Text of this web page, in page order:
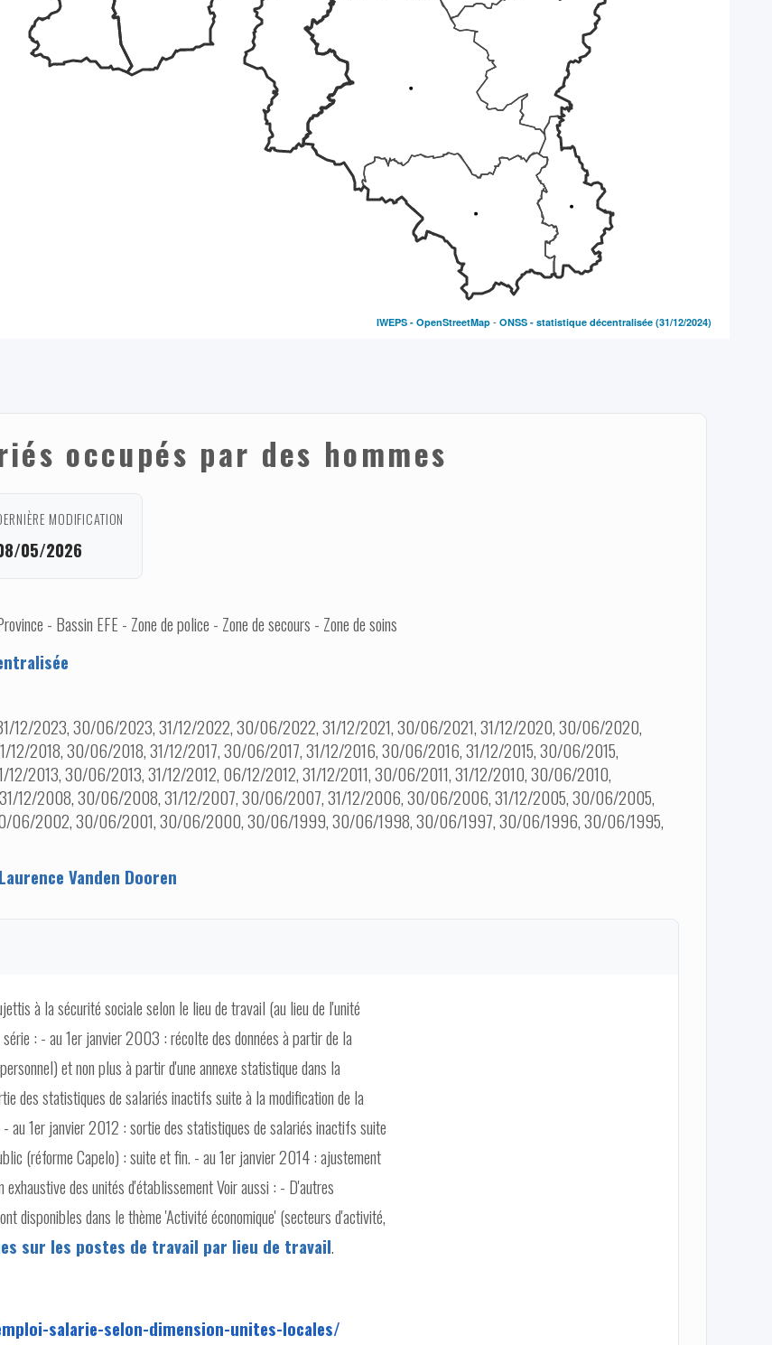
IWEPS -OpenStreetMap -ONSS - statistique décentralisée (31/12/2024)
occupés par des hommes
MODIFICATION
05/2026
- Bassin EFE - Zone de police - Zone de secours - Zone de soins
12/2023, 30/06/2023, 31/12/2022, 30/06/2022, 31/12/2021, 30/06/2021, 31/12/2020, 30/06/2020,
12/2018, 30/06/2018, 31/12/2017, 30/06/2017, 31/12/2016, 30/06/2016, 31/12/2015, 30/06/2015,
2013, 30/06/2013, 31/12/2012, 06/12/2012, 31/12/2011, 30/06/2011, 31/12/2010, 30/06/2010,
12/2008, 30/06/2008, 31/12/2007, 30/06/2007, 31/12/2006, 30/06/2006, 31/12/2005, 30/06/2005,
06/2002, 30/06/2001, 30/06/2000, 30/06/1999, 30/06/1998, 30/06/1997, 30/06/1996, 30/06/1995,
Laurence Vanden Dooren
à la sécurité sociale selon le lieu de travail (au lieu de l'unité
: - au 1er janvier 2003 : récolte des données à partir de la
et non plus à partir d'une annexe statistique dans la
des statistiques de salariés inactifs suite à la modification de la
au 1er janvier 2012 : sortie des statistiques de salariés inactifs suite
(réforme Capelo) : suite et fin. - au 1er janvier 2014 : ajustement
des unités d'établissement Voir aussi : - D'autres
disponibles dans le thème 'Activité économique' (secteurs d'activité,
sur les postes de travail par lieu de travail.
salarie-selon-dimension-unites-locales/